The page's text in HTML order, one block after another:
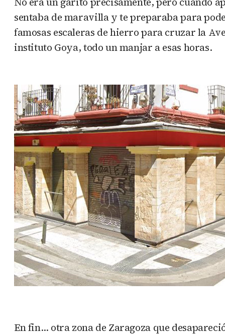
sentaba de maravilla y te preparaba para
famosas escaleras de hierro para cruzar la
instituto Goya, todo un manjar a esas horas.
En fin… otra zona de Zaragoza que